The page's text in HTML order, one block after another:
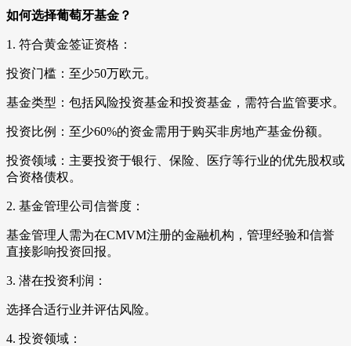
如何选择葡萄牙基金？
1. 符合黄金签证资格：
投资门槛：至少50万欧元。
基金类型：包括风险投资基金和投资基金，需符合监管要求。
投资比例：至少60%的资金需用于购买非房地产基金份额。
投资领域：主要投资于银行、保险、医疗等行业的优先股权或
合资格债权。
2. 基金管理公司信誉度：
基金管理人需为在CMVM注册的金融机构，管理经验和信誉
直接影响投资回报。
3. 潜在投资利润：
选择合适行业并评估风险。
4. 投资领域：